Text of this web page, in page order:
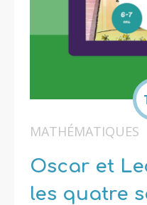
MATHÉMATIQUES
Oscar et
les quatre